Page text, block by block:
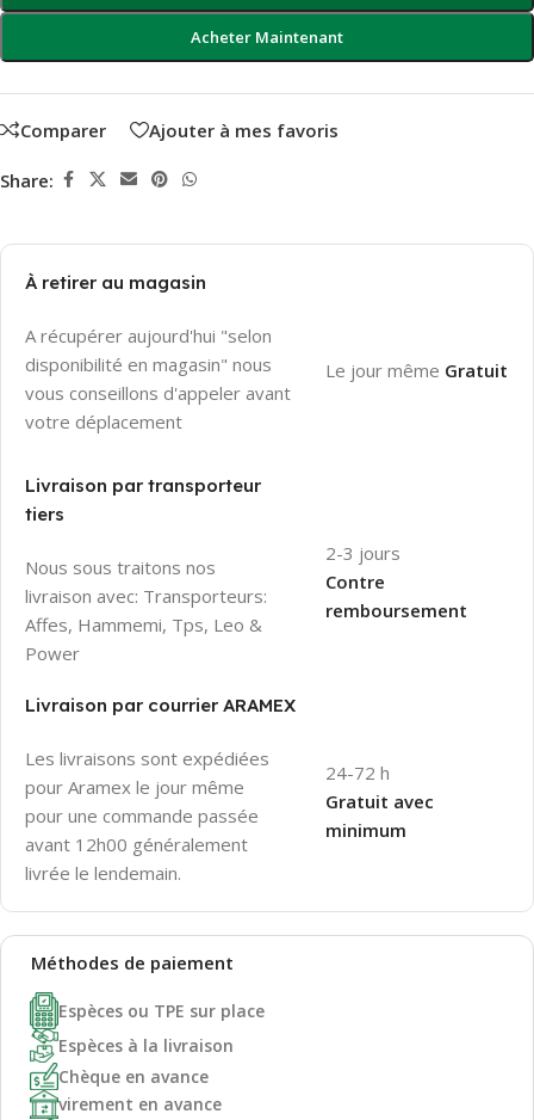
Acheter Maintenant
Comparer Ajouter à mes favoris
Share:
À retirer au magasin
A récupérer aujourd'hui "selon
disponibilité en magasin" nous
vous conseillons d'appeler avant
votre déplacement
Le jour même Gratuit
Livraison par transporteur
tiers
Nous sous traitons nos
livraison avec: Transporteurs:
Affes, Hammemi, Tps, Leo &
Power
2-3 jours
Contre
remboursement
Livraison par courrier ARAMEX
Les livraisons sont expédiées
pour Aramex le jour même
pour une commande passée
avant 12h00 généralement
livrée le lendemain.
24-72 h
Gratuit avec
minimum
Méthodes de paiement
Espèces ou TPE sur place
Espèces à la livraison
Chèque en avance
virement en avance